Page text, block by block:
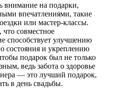
внимание на подарки,
впечатлениями, такие
или мастер-классы.
совместное
способствует улучшению
состояния и укреплению
подарок был не только
ведь забота о здоровье
— это лучший подарок,
в день свадьбы.